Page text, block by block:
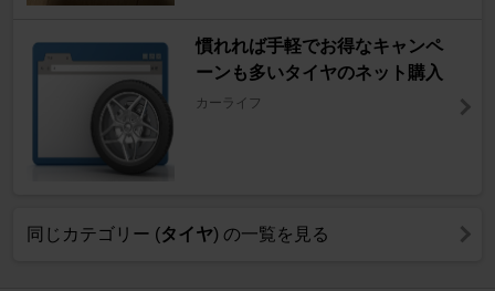
慣れれば手軽でお得なキャンペ
ーンも多いタイヤのネット購入
カーライフ
同じカテゴリー (タイヤ) の一覧を見る